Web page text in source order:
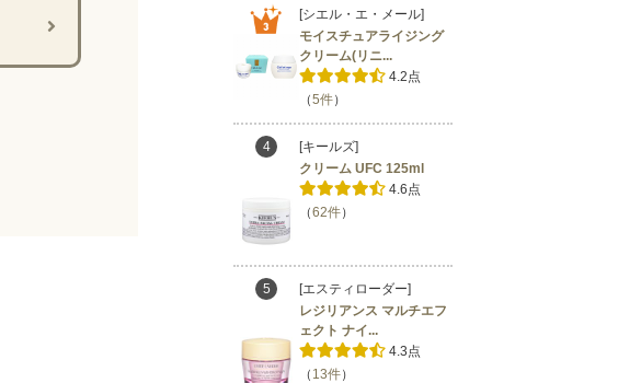
[シエル・エ・メール]
モイスチュアライジング
クリーム(リニ...
4.2点
（5件）
4
[キールズ]
クリーム UFC 125ml
4.6点
（62件）
5
[エスティローダー]
レジリアンス マルチエフ
ェクト ナイ...
4.3点
（ 13件）